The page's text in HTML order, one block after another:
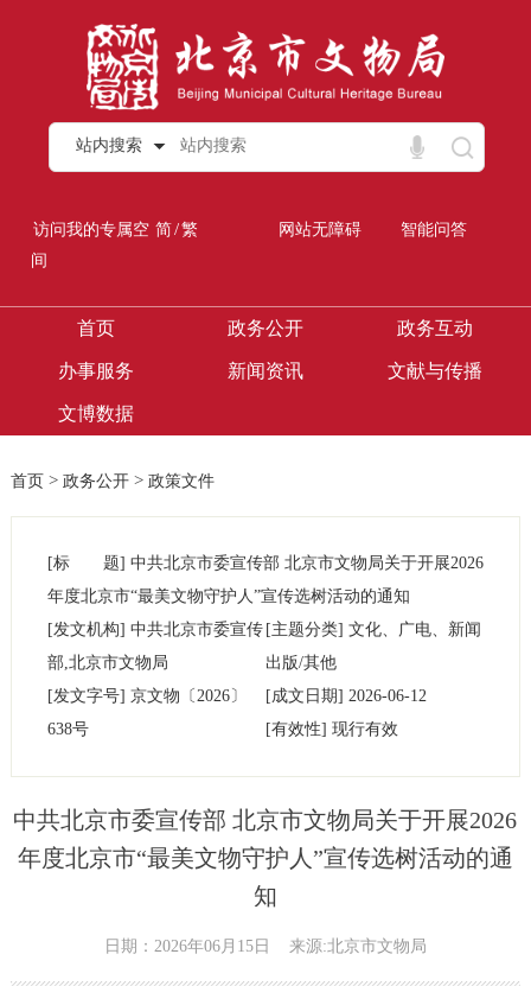
站内搜索
访问我的专属空
间
简/繁 网站无障碍 智能问答
首页 政务公开 政务互动
办事服务 新闻资讯 文献与传播
文博数据
首页> 政务公开> 政策文件
[标 题] 中共北京市委宣传部 北京市文物局关于开展2026
年度北京市“最美文物守护人”宣传选树活动的通知
[发文机构] 中共北京市委宣传
部,北京市文物局
[主题分类] 文化、广电、新闻
出版/其他
[发文字号] 京文物 〔 2026〕
638号
[成文日期] 2026-06-12
[有效性] 现行有效
中共北京市委宣传部 北京市文物局关于开展2026
年度北京市“最美文物守护人”宣传选树活动的通
知
日期：2026年06月15日 来源:北京市文物局